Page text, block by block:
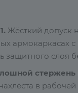
Жёсткий допуск
армокаркасах
защитного слоя
стержень
в